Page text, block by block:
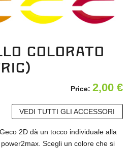
colorato
Price: 2,00 €
VEDI TUTTI GLI ACCESSORI
2D dà un tocco individuale alla
Scegli un colore che si